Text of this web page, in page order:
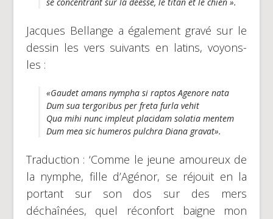
Jacques Bellange a également gravé sur le
dessin les vers suivants en latins, voyons-
les :
«Gaudet amans nympha si raptos Agenore nata
Dum sua tergoribus per freta furla vehit
Qua mihi nunc impleut placidam solatia mentem
Dum mea sic humeros pulchra Diana gravat».
Traduction : ‘Comme le jeune amoureux de
la nymphe, fille d’Agénor, se réjouit en la
portant sur son dos sur des mers
déchaînées, quel réconfort baigne mon